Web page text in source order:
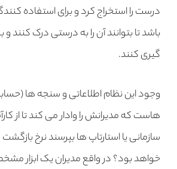
درست را استخراج کرد و برای استفاده
باشد تا بتوانند آن را به درستی درک کنند
گیری کنند.
وجود این نظام اطلاعاتی و سنجه ها
هاست که مدیرانش را وادار می کند تا از
سازمانی یا استارتاپ ها بپرسند نرخ
خواهد بود؟ در واقع مدیران یک ابزار